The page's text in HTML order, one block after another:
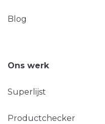
Blog
Ons werk
Superlijst
Productchecker